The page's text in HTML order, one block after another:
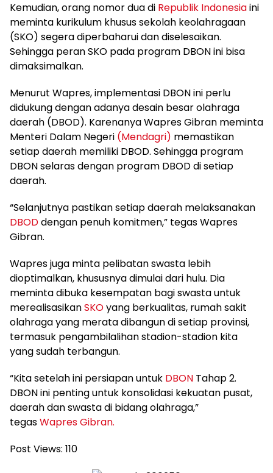
Kemudian, orang nomor dua di Republik Indonesiaini
meminta kurikulum khusus sekolah keolahragaan
(SKO) segera diperbaharui dan diselesaikan.
Sehingga peran SKO pada program DBON ini bisa
dimaksimalkan.
Menurut Wapres, implementasi DBON ini perlu
didukung dengan adanya desain besar olahraga
daerah (DBOD). Karenanya Wapres Gibran meminta
Menteri Dalam Negeri (Mendagri) memastikan
setiap daerah memiliki DBOD. Sehingga program
DBON selaras dengan program DBOD di setiap
daerah.
“Selanjutnya pastikan setiap daerah melaksanakan
DBODdengan penuh komitmen,” tegas Wapres
Gibran.
Wapres juga minta pelibatan swasta lebih
dioptimalkan, khususnya dimulai dari hulu. Dia
meminta dibuka kesempatan bagi swasta untuk
merealisasikanSKOyang berkualitas, rumah sakit
olahraga yang merata dibangun di setiap provinsi,
termasuk pengambilalihan stadion-stadion kita
yang sudah terbangun.
“Kita setelah ini persiapan untuk DBON Tahap 2.
DBON ini penting untuk konsolidasi kekuatan pusat,
daerah dan swasta di bidang olahraga,”
tegasWapres Gibran.
Post Views: 110